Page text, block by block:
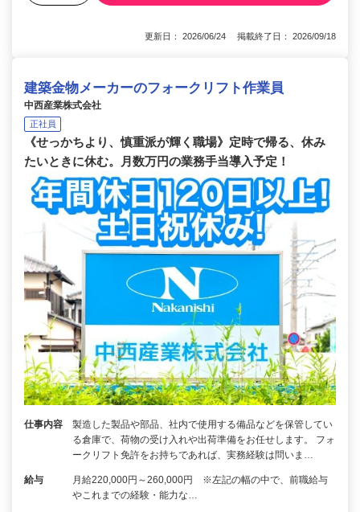
更新日： 2026/06/24 掲載終了日： 2026/09/18
建築金物メーカーのフォークリフト作業員
中西産業株式会社
正社員
《せっかちより、慎重派が輝く職場》定時で帰る、休み
たいときに休む。月数万円の業務手当導入予定！
仕事内容
製造した製品や部品、社内で使用する備品などを保管してい
る倉庫で、荷物の受け入れや出荷準備をお任せします。 フォ
ークリフト免許をお持ちであれば、実務経験は問いま…
給与
月給220,000円～260,000円 ※左記の幅の中で、前職給与
やこれまでの経験・能力な…